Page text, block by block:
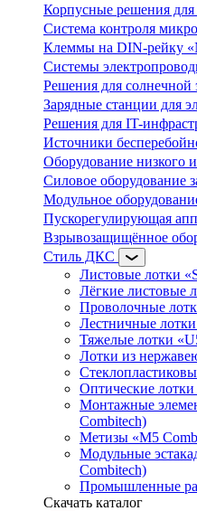
Корпусные решения для
Система контроля
Клеммы на DIN-рейку
Системы
Решения для солнечной
Зарядные станции для
Решения для IT-
Источники
Оборудование низкого
Силовое оборудование
Модульное
Пускорегулирующая
Взрывозащищённое
Стиль ДКС
Листовые лотки
Лёгкие листовые
Проволочные
Лестничные
Тяжелые лотки
Лотки из
Оптические
Монтажные
Combitech)
Метизы «M5
Модульные
Combitech)
Промышленные
Скачать каталог